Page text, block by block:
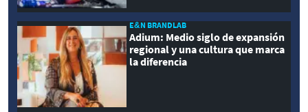
E&N BRANDLAB
Adium: Medio siglo de expansión
regional y una cultura que marca
la diferencia